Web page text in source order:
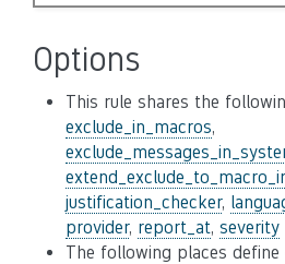
Options
This rule shares the
exclude_in_macros,
justification_checker,
provider, report_at, severity
The following places